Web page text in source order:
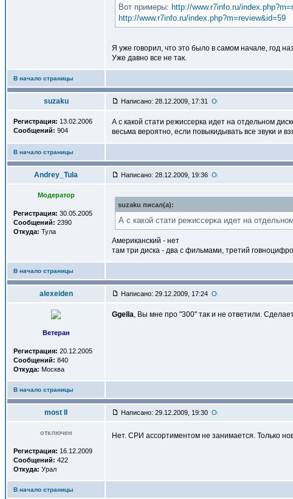
Вот примеры: http://www.r7info.ru/
http://www.r7info.ru/index.php?m=review&id=59
Я уже говорил, что это было в самом начале, год
Уже давно все не так.
В начало страницы
suzaku Написано: 28.12.2009, 17:31
Регистрация: 13.02.2006
Сообщений: 904
А с какой стати режиссерка идет на отдельном
весьма вероятно, если повыкидывать все звуки и
В начало страницы
Andrey_Tula Написано: 28.12.2009, 19:36
Модератор
Регистрация: 30.05.2005
Сообщений: 2390
Откуда: Тула
suzaku писал(a):
А с какой стати режиссерка идет на
Американский - нет
там три диска - два с фильмами, третий
В начало страницы
alexeiden Написано: 29.12.2009, 17:24
Ветеран
Регистрация: 20.12.2005
Сообщений: 840
Откуда: Москва
Ggella, Вы мне про "300" так и не ответили.
В начало страницы
most II Написано: 29.12.2009, 19:30
отключен
Регистрация: 16.12.2009
Сообщений: 422
Откуда: Урал
Нет. СРИ ассортиментом не занимается. Только
В начало страницы